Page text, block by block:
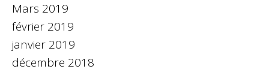
Mars 2019
février 2019
janvier 2019
décembre 2018